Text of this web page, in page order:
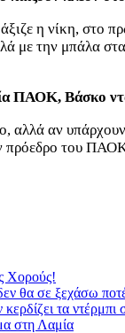
η νίκη, στο
με την μπάλα
ΠΑΟΚ, Βάσκο
αν
του
Χορούς!
θα σε ξεχάσω
τα
στη Λαμία